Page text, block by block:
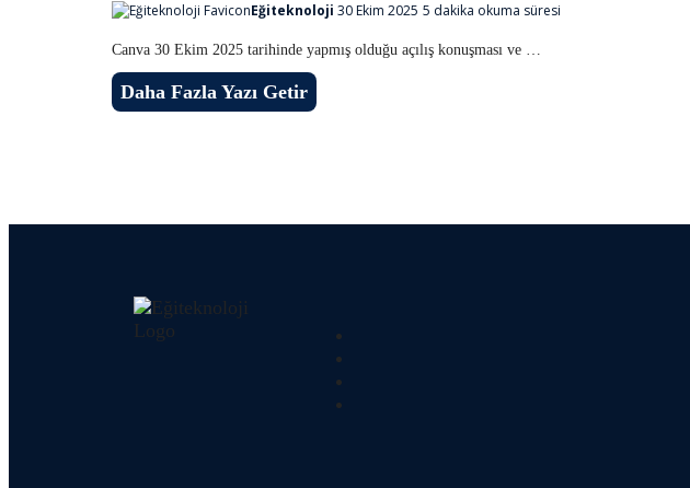
Eğiteknoloji 30 Ekim 2025 5 dakika okuma süresi
Canva 30 Ekim 2025 tarihinde yapmış olduğu açılış konuşması ve …
Daha Fazla Yazı Getir